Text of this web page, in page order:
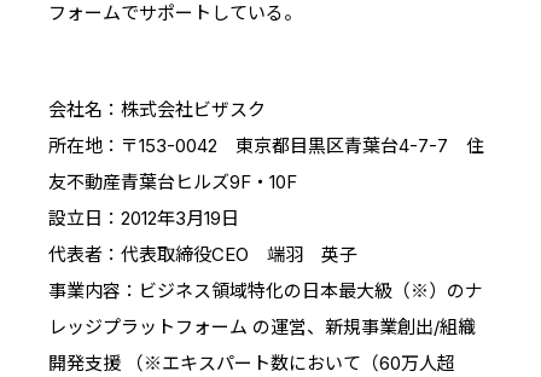
フォームでサポートしている。
会社名：株式会社ビザスク
所在地：〒153-0042 東京都目黒区青葉台4-7-7 住
友不動産青葉台ヒルズ9F・10F
設立日：2012年3月19日
代表者：代表取締役CEO 端羽 英子
事業内容：ビジネス領域特化の日本最大級（※）のナ
レッジプラットフォーム の運営、新規事業創出/組織
開発支援 （※エキスパート数において（60万人超